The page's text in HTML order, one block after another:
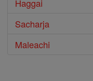
Haggai
Sacharja
Maleachi